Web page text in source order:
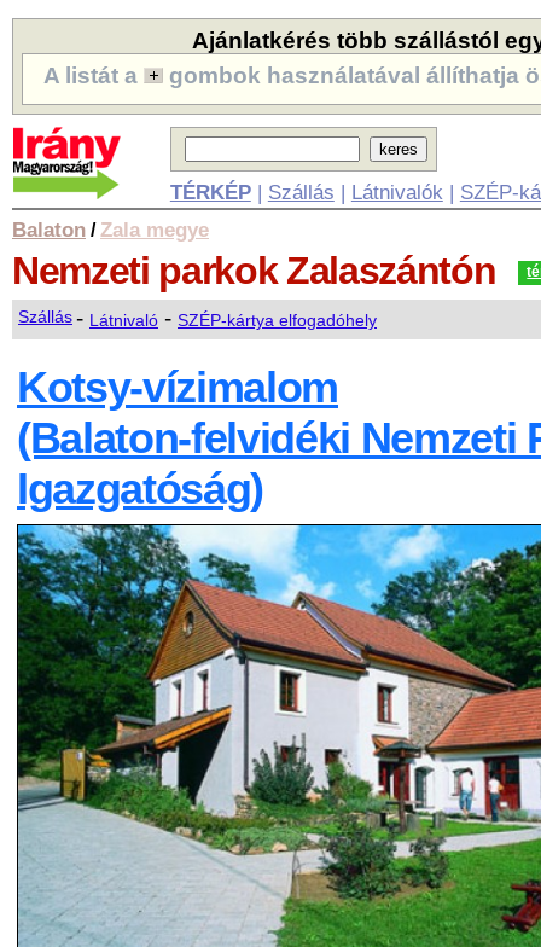
Ajánlatkérés több szállástól
A listát a
gombok használatával állíthatja
TÉRKÉP| Szállás | Látnivalók | SZÉP-
Balaton /Zala megye
Nemzeti parkok Zalaszántón
Szállás- Látnivaló - SZÉP-kártya elfogadóhely
Kotsy-vízimalom
(Balaton-felvidéki Nemzeti
Igazgatóság)